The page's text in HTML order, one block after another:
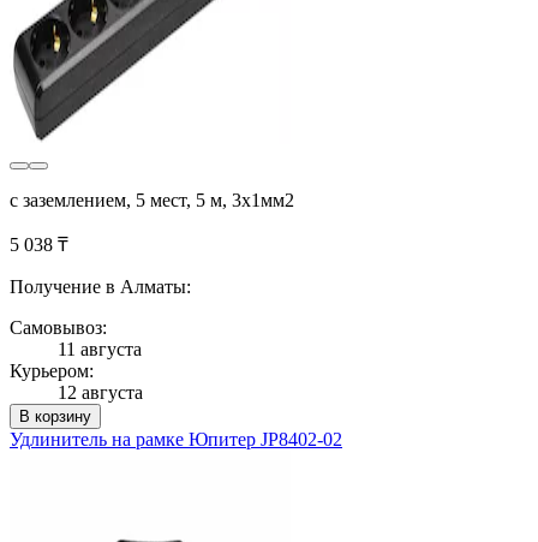
с заземлением, 5 мест, 5 м, 3х1мм2
5 038 ₸
Получение в Алматы:
Самовывоз:
11 августа
Курьером:
12 августа
В корзину
Удлинитель на рамке Юпитер JP8402-02